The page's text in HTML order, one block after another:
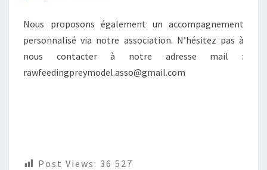
Nous proposons également un accompagnement
personnalisé via notre association. N’hésitez pas à
nous contacter à notre adresse mail :
rawfeedingpreymodel.asso@gmail.com
Post Views: 36 527